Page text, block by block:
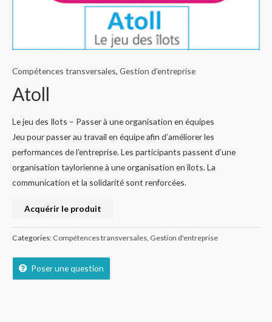
Compétences transversales, Gestion d'entreprise
Atoll
Le jeu des Ilots – Passer à une organisation en équipes
Jeu pour passer au travail en équipe afin d’améliorer les
performances de l’entreprise. Les participants passent d’une
organisation taylorienne à une organisation en îlots. La
communication et la solidarité sont renforcées.
Acquérir le produit
Categories: Compétences transversales Gestion d'entreprise
Poser une question